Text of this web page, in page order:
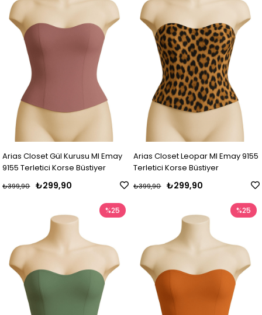
Arias Closet Gül Kurusu MI Emay
9155 Terletici Korse Büstiyer
₺299,90
₺399,90
Arias Closet Leopar MI Emay 9155
Terletici Korse Büstiyer
₺299,90
₺399,90
%25 %25